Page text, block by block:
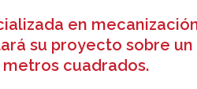
en
su proyecto sobre un
cuadrados.